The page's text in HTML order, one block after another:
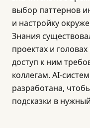
выбор паттернов
и настройку
Знания
проектах и
доступ к ним
коллегам. AI-
разработана,
подсказки в